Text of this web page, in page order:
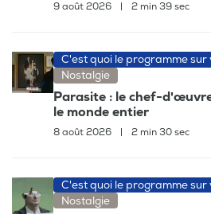
9 août 2026 2 min 39 sec
C'est quoi le programme sur
Nostalgie
Parasite : le chef-
le monde entier
8 août 2026 | 2 min 30 sec
C'est quoi le programme sur
Nostalgie